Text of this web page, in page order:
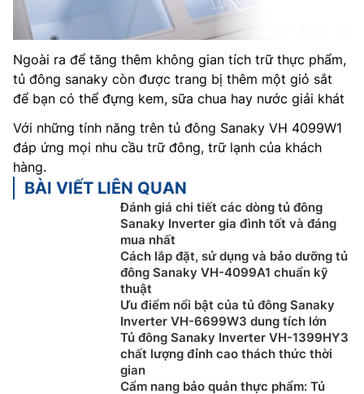
Ngoài ra để tăng thêm không gian tích trữ thực phẩm,
tủ đông sanaky còn được trang bị thêm một giỏ sắt
để bạn có thể đựng kem, sữa chua hay nước giải khát
Với những tính năng trên tủ đông Sanaky VH 4099W1
đáp ứng mọi nhu cầu trữ đông, trữ lạnh của khách
hàng.
BÀI VIẾT LIÊN QUAN
Đánh giá chi tiết các dòng tủ đông
Sanaky Inverter gia đình tốt và đáng
mua nhất
Cách lắp đặt, sử dụng và bảo dưỡng tủ
đông Sanaky VH-4099A1 chuẩn kỹ
thuật
Ưu điểm nổi bật của tủ đông Sanaky
Inverter VH-6699W3 dung tích lớn
Tủ đông Sanaky Inverter VH-1399HY3
chất lượng đỉnh cao thách thức thời
gian
Cẩm nang bảo quản thực phẩm: Tủ